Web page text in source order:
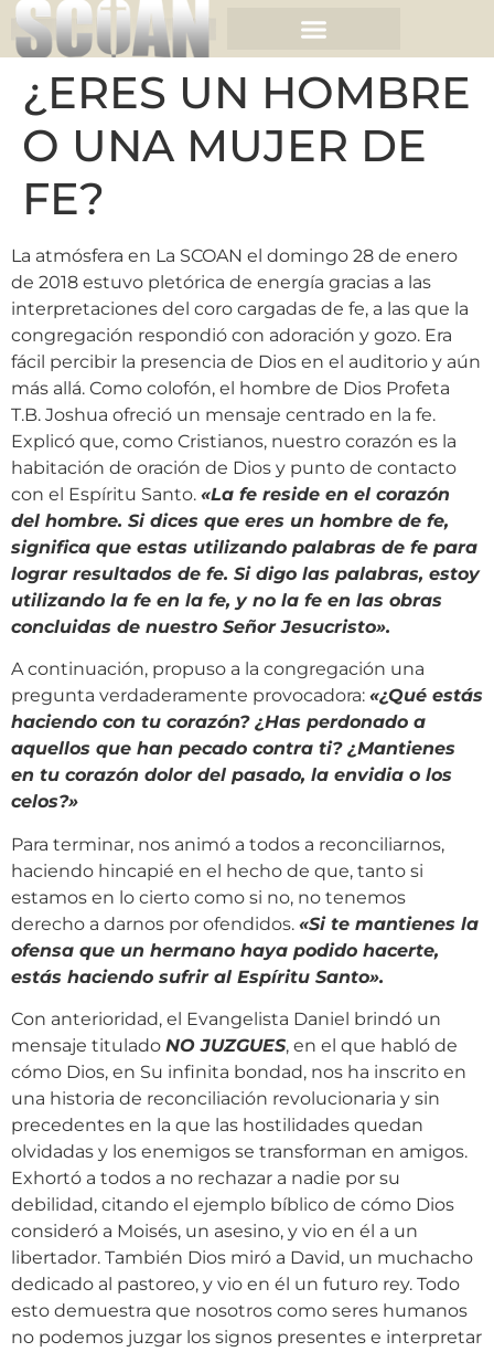
¿ERES UN HOMBRE
O UNA MUJER DE
FE?
La atmósfera en La SCOAN el domingo 28 de enero
de 2018 estuvo pletórica de energía gracias a las
interpretaciones del coro cargadas de fe, a las que la
congregación respondió con adoración y gozo. Era
fácil percibir la presencia de Dios en el auditorio y aún
más allá. Como colofón, el hombre de Dios Profeta
T.B. Joshua ofreció un mensaje centrado en la fe.
Explicó que, como Cristianos, nuestro corazón es la
habitación de oración de Dios y punto de contacto
con el Espíritu Santo. «La fe reside en el corazón
del hombre. Si dices que eres un hombre de fe,
significa que estas utilizando palabras de fe para
lograr resultados de fe. Si digo las palabras, estoy
utilizando la fe en la fe, y no la fe en las obras
concluidas de nuestro Señor Jesucristo».
A continuación, propuso a la congregación una
pregunta verdaderamente provocadora: «¿Qué estás
haciendo con tu corazón? ¿Has perdonado a
aquellos que han pecado contra ti? ¿Mantienes
en tu corazón dolor del pasado, la envidia o los
celos?»
Para terminar, nos animó a todos a reconciliarnos,
haciendo hincapié en el hecho de que, tanto si
estamos en lo cierto como si no, no tenemos
derecho a darnos por ofendidos. «Si te mantienes la
ofensa que un hermano haya podido hacerte,
estás haciendo sufrir al Espíritu Santo».
Con anterioridad, el Evangelista Daniel brindó un
mensaje titulado NO JUZGUES, en el que habló de
cómo Dios, en Su infinita bondad, nos ha inscrito en
una historia de reconciliación revolucionaria y sin
precedentes en la que las hostilidades quedan
olvidadas y los enemigos se transforman en amigos.
Exhortó a todos a no rechazar a nadie por su
debilidad, citando el ejemplo bíblico de cómo Dios
consideró a Moisés, un asesino, y vio en él a un
libertador. También Dios miró a David, un muchacho
dedicado al pastoreo, y vio en él un futuro rey. Todo
esto demuestra que nosotros como seres humanos
no podemos juzgar los signos presentes e interpretar